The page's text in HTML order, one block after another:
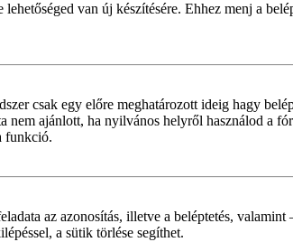
van új készítésére. Ehhez menj a
csak egy előre meghatározott ideig hagy
nem ajánlott, ha nyilvános helyről használod a
funkció.
az azonosítás, illetve a beléptetés,
a sütik törlése segíthet.